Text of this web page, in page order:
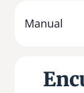
tManual